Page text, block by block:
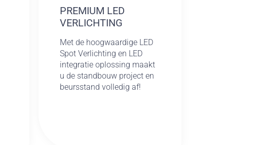
PREMIUM LED
VERLICHTING
Met de hoogwaardige LED
Spot Verlichting en LED
integratie oplossing maakt
u de standbouw project en
beursstand volledig af!